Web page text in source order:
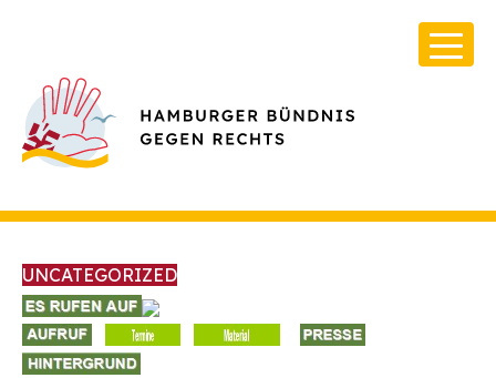
Über Uns
UNCATEGORIZED